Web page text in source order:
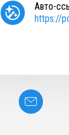
Авто-
https://